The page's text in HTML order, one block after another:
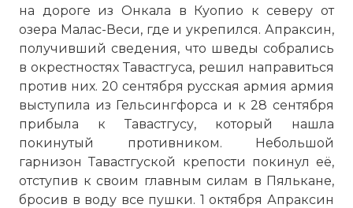
на дороге из Онкала в Куопио к северу от
озера Малас-Веси, где и укрепился. Апраксин,
получивший сведения, что шведы собрались
в окрестностях Тавастгуса, решил направиться
против них. 20 сентября русская армия армия
выступила из Гельсингфорса и к 28 сентября
прибыла к Тавастгусу, который нашла
покинутый противником. Небольшой
гарнизон Тавастгуской крепости покинул её,
отступив к своим главным силам в Пялькане,
бросив в воду все пушки. 1 октября Апраксин